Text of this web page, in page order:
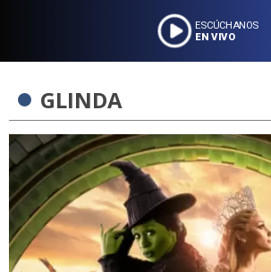
ESCÚCHANOS
EN VIVO
GLINDA